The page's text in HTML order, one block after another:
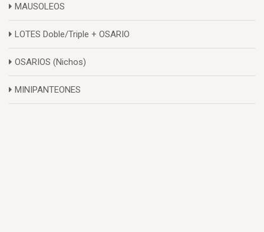
MAUSOLEOS
LOTES Doble/Triple + OSARIO
OSARIOS (Nichos)
MINIPANTEONES